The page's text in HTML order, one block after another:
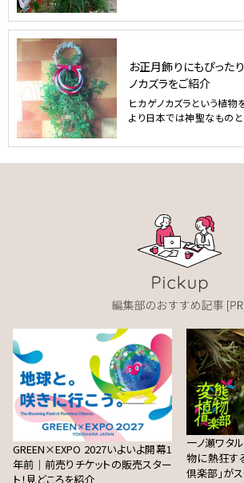
お正月飾りにもぴった
ノカズラをご紹介
ヒカゲノカズラという植物
より日本では神聖なものと
GREEN×EXPO 2027いよいよ開幕1
年前｜前売りチケットの販売スター
ト！見どころを紹介
一ノ瀬ワタ
物に熱狂す
倶楽部」がス